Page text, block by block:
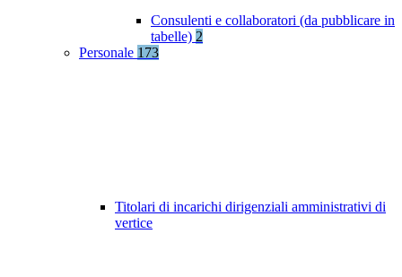
Consulenti e collaboratori (da pubblicare in
tabelle) 2
Personale 173
Titolari di incarichi dirigenziali amministrativi di
vertice